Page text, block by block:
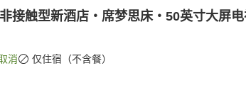
接触型新酒店・席梦思床・50英寸大屏电
消 仅住宿（不含餐）